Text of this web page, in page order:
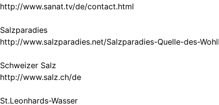
http://www.sanat.tv/de/contact.html
Salzparadies
http://www.salzparadies.net/Salzparadies-Quelle-des-
Schweizer Salz
http://www.salz.ch/de
St.Leonhards-Wasser